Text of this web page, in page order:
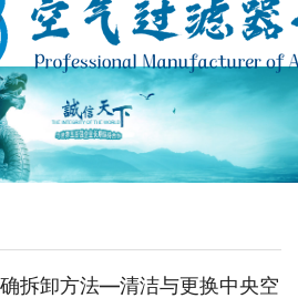
拆卸方法—清洁与更换中央空